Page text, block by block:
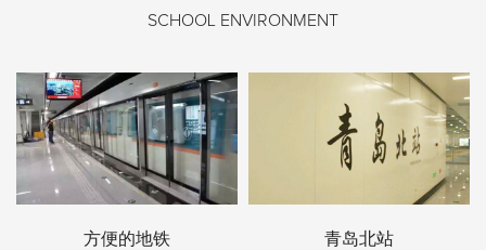
SCHOOL ENVIRONMENT
方便的地铁 青岛北站